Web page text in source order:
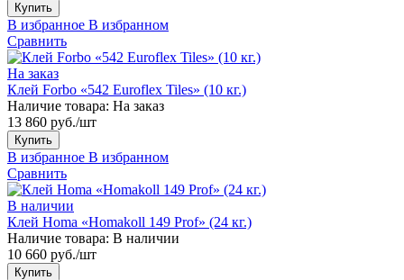
Купить
В избранное В избранном
Сравнить
На заказ
Клей Forbo «542 Euroflex Tiles» (10 кг.)
Наличие товара: На заказ
13 860 руб./шт
Купить
В избранное В избранном
Сравнить
В наличии
Клей Homa «Homakoll 149 Prof» (24 кг.)
Наличие товара: В наличии
10 660 руб./шт
Купить